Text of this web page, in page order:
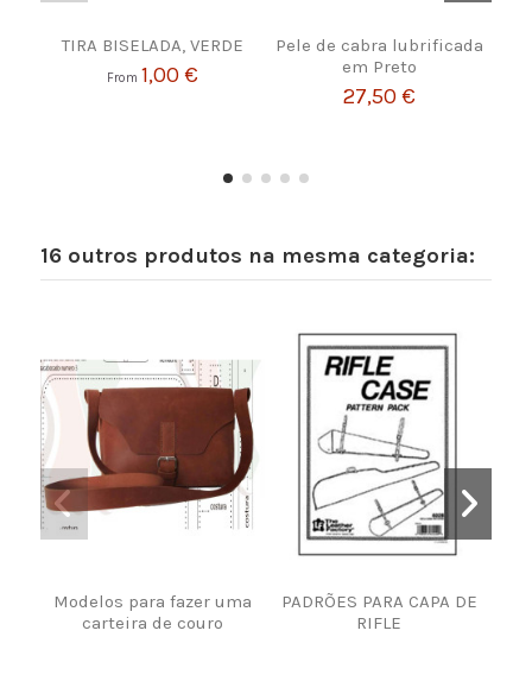
TIRA BISELADA, VERDE
From 1,00 €
Pele de cabra lubrificada
em Preto
27,50 €
16 outros produtos na mesma categoria:
Modelos para fazer uma
carteira de couro
PADRÕES PARA CAPA DE
RIFLE